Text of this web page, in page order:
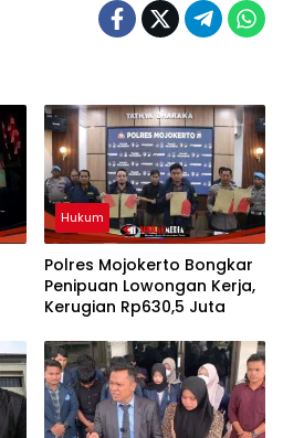
Hukum
Polres Mojokerto Bongkar
Penipuan Lowongan Kerja,
Kerugian Rp630,5 Juta